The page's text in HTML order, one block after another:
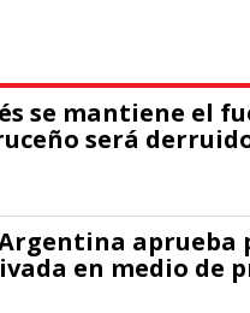
se mantiene el
será
Argentina aprueba
en medio de